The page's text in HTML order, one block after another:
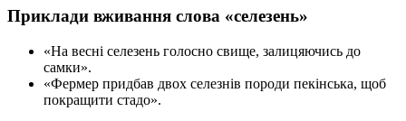
Приклади вживання слова «селезень»
«На весні селезень голосно свище, залицяючись до
самки».
«Фермер придбав двох селезнів породи пекінська, щоб
покращити стадо».